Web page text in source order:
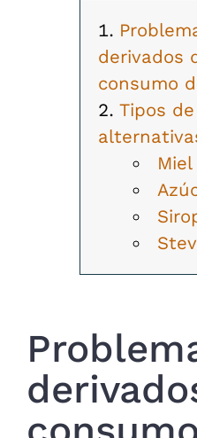
derivados
consumo
Tipos
Miel